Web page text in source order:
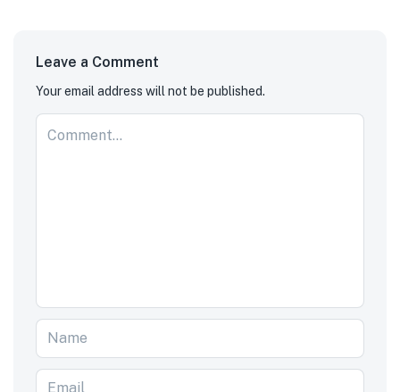
Leave a Comment
Your email address will not be published.